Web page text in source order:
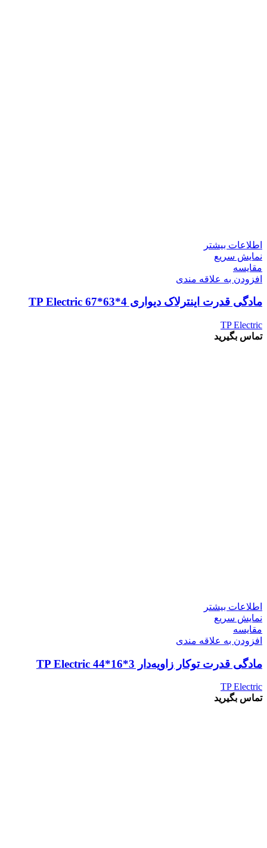
اطلاعات بیشتر
نمایش سریع
مقايسه
افزودن به علاقه مندی
مادگی قدرت اینترلاک دیواری 4*63*67 TP Electric
TP Electric
تماس بگیرید
اطلاعات بیشتر
نمایش سریع
مقايسه
افزودن به علاقه مندی
مادگی قدرت توکار زاویه‌دار 3*16*44 TP Electric
TP Electric
تماس بگیرید